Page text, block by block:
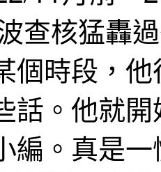
查核猛轟
個時段，
話。他就
編。真是